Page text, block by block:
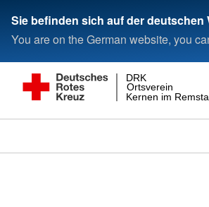
Sie befinden sich auf der deutschen
You are on the German website, you
Kernen im
Ortsverein
DRK